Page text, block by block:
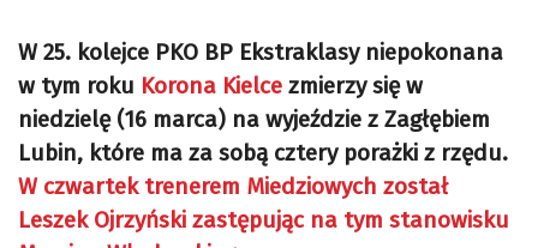
W 25. kolejce PKO BP Ekstraklasy niepokonana
w tym roku Korona Kielce zmierzy się w
niedzielę (16 marca) na wyjeździe z Zagłębiem
Lubin, które ma za sobą cztery porażki z rzędu.
W czwartek trenerem Miedziowych został
Leszek Ojrzyński zastępując na tym stanowisku